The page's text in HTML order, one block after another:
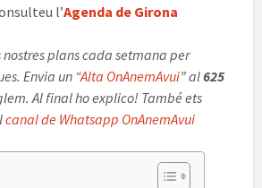
l’Agenda de Girona
nostres plans cada setmana per
Envia un “Alta OnAnemAvui” al625
Al final ho explico! També ets
canal de Whatsapp OnAnemAvui